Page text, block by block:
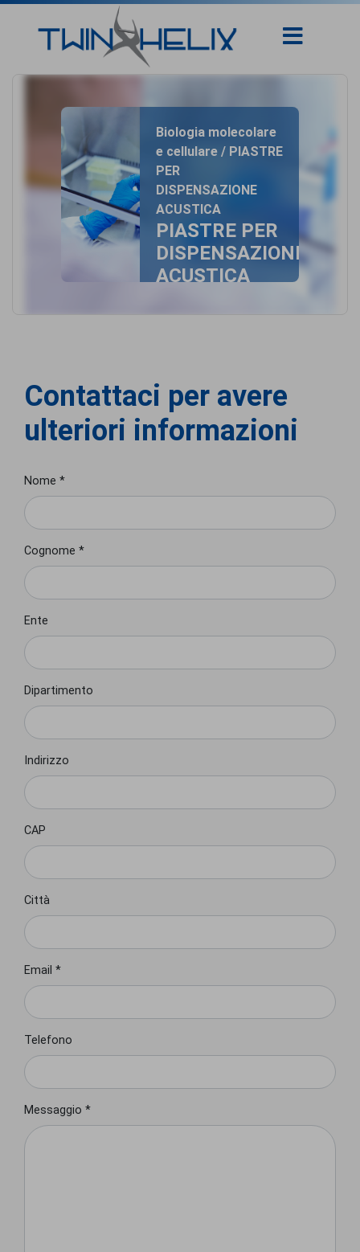
Biologia molecolare
e cellulare / PIASTRE
PER
DISPENSAZIONE
ACUSTICA
PIASTRE PER
DISPENSAZIONE
ACUSTICA
DISPENSAZIONE
Contattaci per avere
ulteriori informazioni
Nome *
Cognome *
Ente
Dipartimento
Indirizzo
CAP
Città
Email *
Telefono
Messaggio *